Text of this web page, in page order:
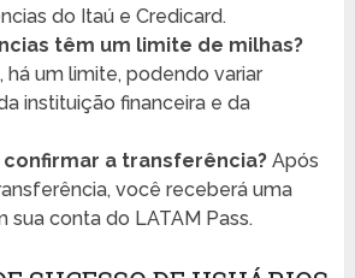
do Itaú e Credicard.
têm um limite de milhas?
há um limite, podendo variar
instituição financeira e da
confirmar a transferência?Após
você receberá uma
sua conta do LATAM Pass.